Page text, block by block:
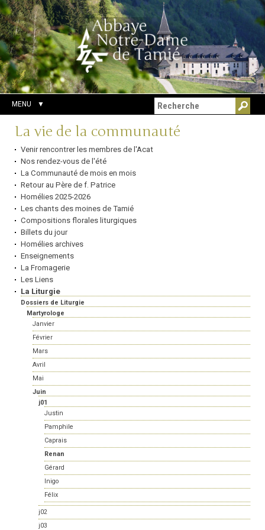
Aller
au
contenu.
|
Aller
à
la
navigation
Outils
personnels
Chercher par
Recherche
avancée…
MENU
Navigation
La vie de la communauté
Venir rencontrer les membres de l'Acat
Nos rendez-vous de l'été
La Communauté de mois en mois
Retour au Père de f. Patrice
Homélies 2025-2026
Les chants des moines de Tamié
Compositions florales liturgiques
Billets du jour
Homélies archives
Enseignements
La Fromagerie
Les Liens
La Liturgie
Dossiers de Liturgie
Martyrologe
Janvier
Février
Mars
Avril
Mai
Juin
j01
Justin
Pamphile
Caprais
Renan
Gérard
Inigo
Félix
j02
j03